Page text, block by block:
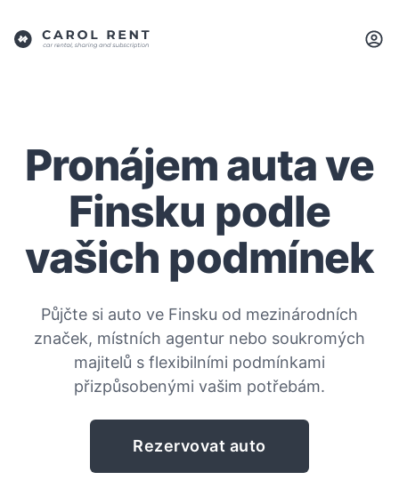
Pronájem auta ve
Finsku podle
vašich podmínek
Půjčte si auto ve Finsku od mezinárodních
značek, místních agentur nebo soukromých
majitelů s flexibilními podmínkami
přizpůsobenými vašim potřebám.
Rezervovat auto